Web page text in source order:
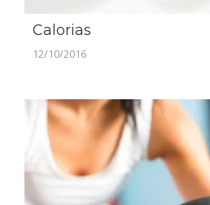
Calorias
12/10/2016